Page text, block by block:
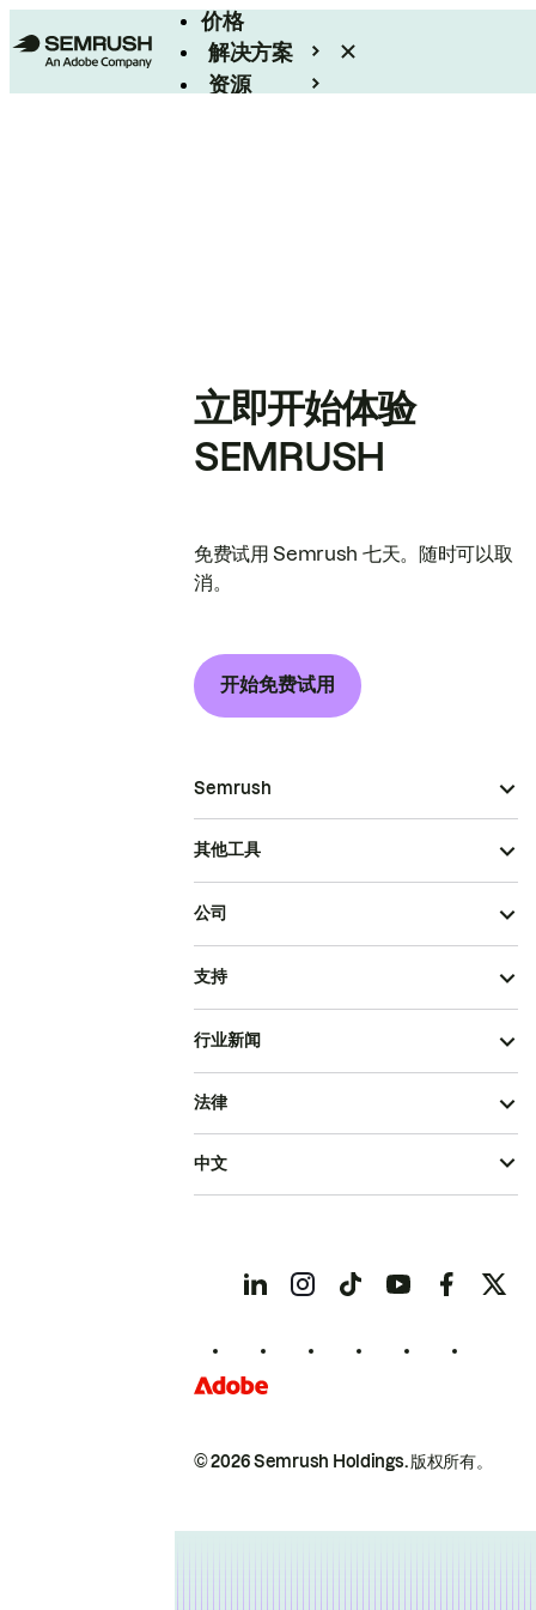
价格
解决方案
资源
立即开始体验
SEMRUSH
免费试用 Semrush 七天。随时可以取
消。
开始免费试用
Semrush
其他工具
公司
支持
行业新闻
© 2026 Semrush Holdings.版权所有。
法律
中文